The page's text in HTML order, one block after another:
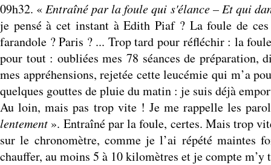
09h32. «Entraîné par la foule qui s'élance – Et qui
je pensé à cet instant à Edith Piaf ? La foule de
farandole ? Paris ? ... Trop tard pour réfléchir : la
pour tout : oubliées mes 78 séances de préparation,
mes appréhensions, rejetée cette leucémie qui m’a
quelques gouttes de pluie du matin : je suis déjà
Au loin, mais pas trop vite ! Je me rappelle les
lentement ». Entraîné par la foule, certes. Mais trop
sur le chronomètre, comme je l’ai répété maintes
chauffer, au moins 5 à 10 kilomètres et je compte